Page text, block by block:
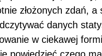
złożonych zdań,
danych
w ciekawej